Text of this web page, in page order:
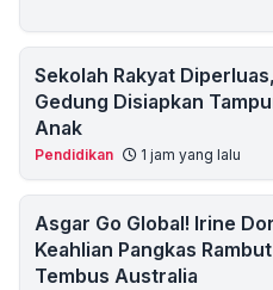
Sekolah Rakyat
Gedung Disiapkan
Anak
Pendidikan 1 jam yang lalu
Asgar Go Global! Irine
Keahlian Pangkas
Tembus Australia